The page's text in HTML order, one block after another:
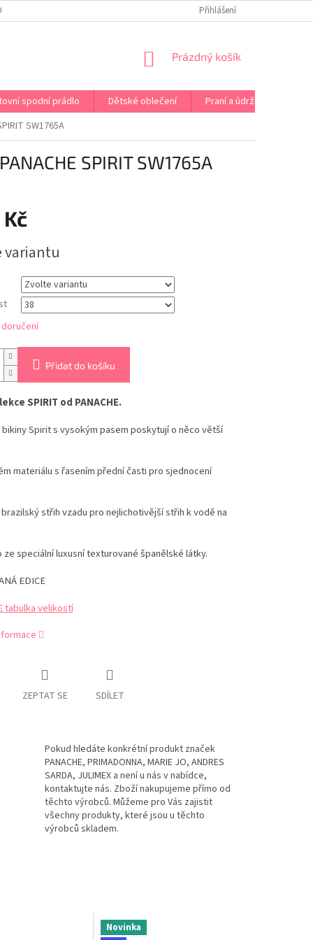
PRÁDLA NA MÍRU DOPRAVA A PLATBA ČR A EU
Přihlášení
NÁKUPNÍ
Prázdný košík
spodní prádlo Dětské oblečení Praní a údržba
SW1765A
SPIRIT SW1765A
variantu
Přidat do košíku
SPIRIT od PANACHE.
Spirit s vysokým pasem poskytují o něco větší
materiálu s řasením přední časti pro sjednocení
střih vzadu pro nejlichotivější střih k vodě na
ze speciální luxusní texturované španělské látky.
EDICE
tabulka velikostí
ZEPTAT SE SDÍLET
Pokud hledáte konkrétní produkt značek
PANACHE, PRIMADONNA, MARIE JO, ANDRES
SARDA, JULIMEX a není u nás v nabídce,
kontaktujte nás. Zboží nakupujeme přímo od
těchto výrobců. Můžeme pro Vás zajistit
všechny produkty, které jsou u těchto
výrobců skladem.
Novinka